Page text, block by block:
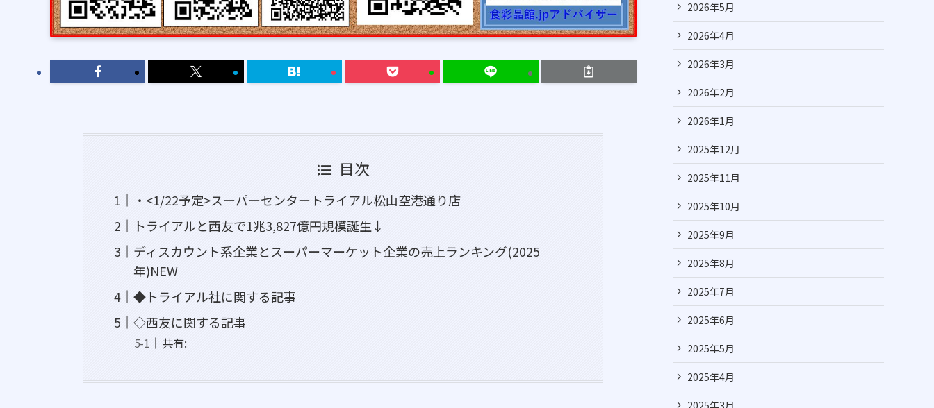
目次
・<1/22予定>スーパーセンタートライアル松山空港通り店
トライアルと西友で1兆3,827億円規模誕生↓
ディスカウント系企業とスーパーマーケット企業の売上ランキング(2025
年)NEW
◆トライアル社に関する記事
◇西友に関する記事
共有:
2026年5月
2026年4月
2026年3月
2026年2月
2026年1月
2025年12月
2025年11月
2025年10月
2025年9月
2025年8月
2025年7月
2025年6月
2025年5月
2025年4月
2025年3月